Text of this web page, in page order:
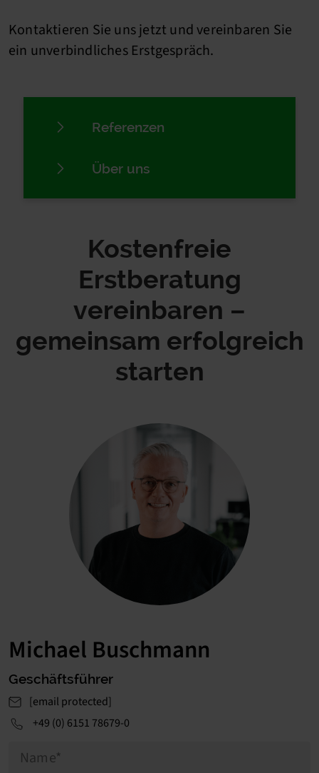
Kontaktieren Sie uns jetzt und vereinbaren Sie
ein unverbindliches Erstgespräch.
Referenzen
Über uns
Kostenfreie
Erstberatung
vereinbaren –
gemeinsam erfolgreich
starten
Michael Buschmann
Geschäftsführer
[email protected]
+49 (0) 6151 78679-0